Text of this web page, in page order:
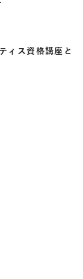
ィス資格講座と